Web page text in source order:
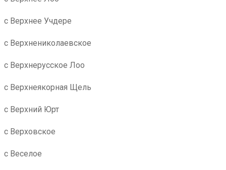
с Верхнее Учдере
с Верхнениколаевское
с Верхнерусское Лоо
с Верхнеякорная Щель
с Верхний Юрт
с Верховское
с Веселое